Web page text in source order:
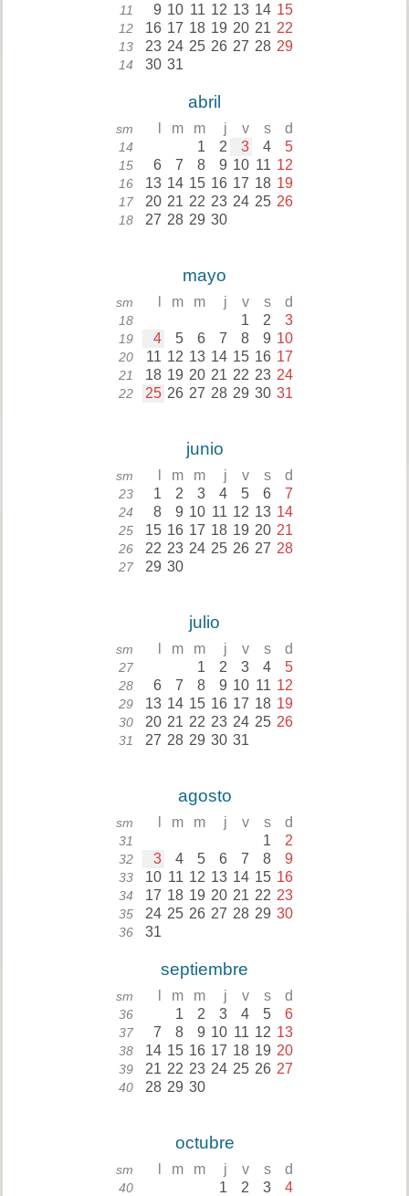
11 9 10 11 12 13 14 15
12 16 17 18 19 20 21 22
13 23 24 25 26 27 28 29
14 30 31
abril
sm m m j v s d
14 1 2 3 4 5
15 6 7 8 9 10 11 12
16 13 14 15 16 17 18 19
17 20 21 22 23 24 25 26
18 27 28 29 30
mayo
sm m m j v s d
18 1 2 3
19 4 5 6 7 8 9 10
20 11 12 13 14 15 16 17
21 18 19 20 21 22 23 24
22 25 26 27 28 29 30 31
junio
sm m m j v s d
23 1 2 3 4 5 6 7
24 8 9 10 11 12 13 14
25 15 16 17 18 19 20 21
26 22 23 24 25 26 27 28
27 29 30
julio
sm m m j v s d
27 1 2 3 4 5
28 6 7 8 9 10 11 12
29 13 14 15 16 17 18 19
30 20 21 22 23 24 25 26
31 27 28 29 30 31
agosto
sm m m j v s d
31 1 2
32 3 4 5 6 7 8 9
33 10 11 12 13 14 15 16
34 17 18 19 20 21 22 23
35 24 25 26 27 28 29 30
36 31
septiembre
sm m m j v s d
36 1 2 3 4 5 6
37 7 8 9 10 11 12 13
38 14 15 16 17 18 19 20
39 21 22 23 24 25 26 27
40 28 29 30
octubre
sm m m j v s d
40 1 2 3 4